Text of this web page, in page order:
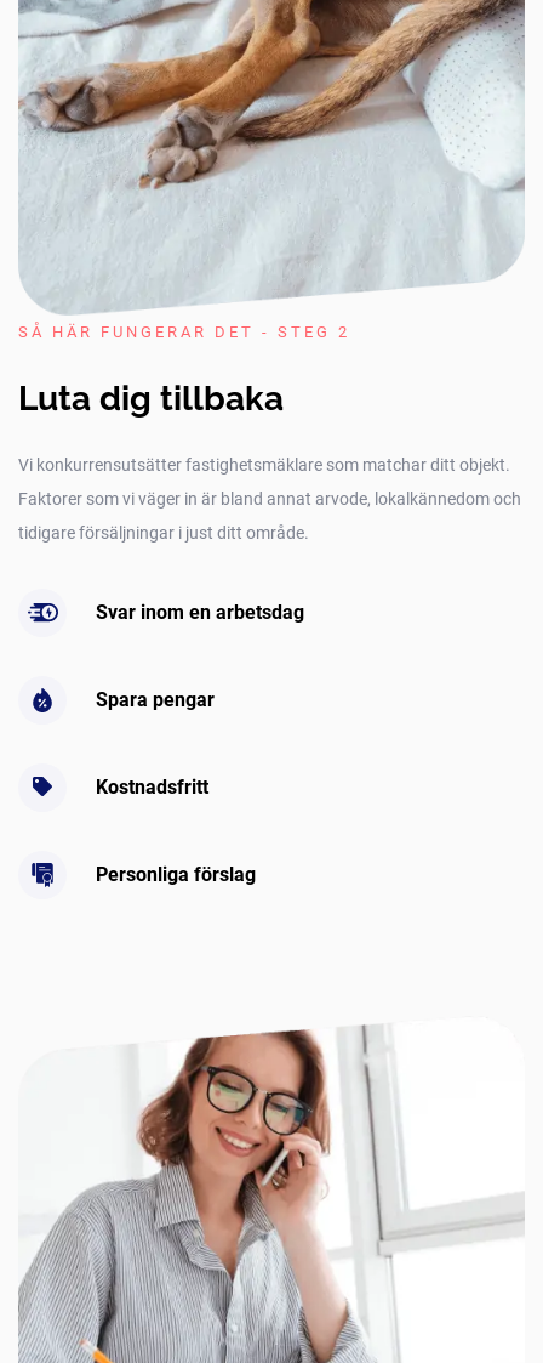
SÅ HÄR FUNGERAR DET - STEG 2
Luta dig tillbaka
Vi konkurrensutsätter fastighetsmäklare som matchar ditt objekt.
Faktorer som vi väger in är bland annat arvode, lokalkännedom och
tidigare försäljningar i just ditt område.
Svar inom en arbetsdag
Spara pengar
Kostnadsfritt
Personliga förslag